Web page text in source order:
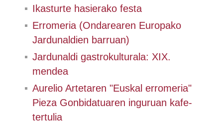
Ikasturte hasierako festa
Erromeria (Ondarearen Europako
Jardunaldien barruan)
Jardunaldi gastrokulturala: XIX.
mendea
Aurelio Artetaren "Euskal erromeria"
Pieza Gonbidatuaren inguruan kafe-
tertulia